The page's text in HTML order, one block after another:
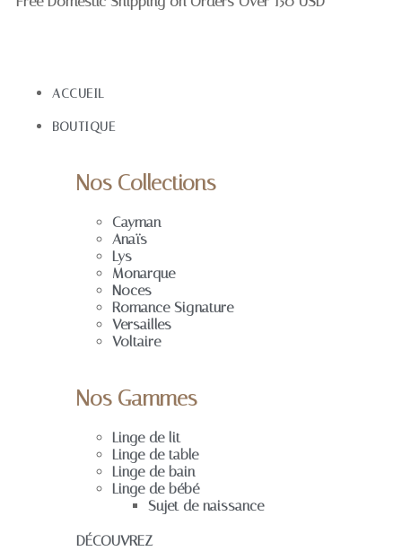
ACCUEIL
BOUTIQUE
Nos Collections
Cayman
Anaïs
Lys
Monarque
Noces
Romance Signature
Versailles
Voltaire
Nos Gammes
Linge de lit
Linge de table
Linge de bain
Linge de bébé
Sujet de naissance
DÉCOUVREZ